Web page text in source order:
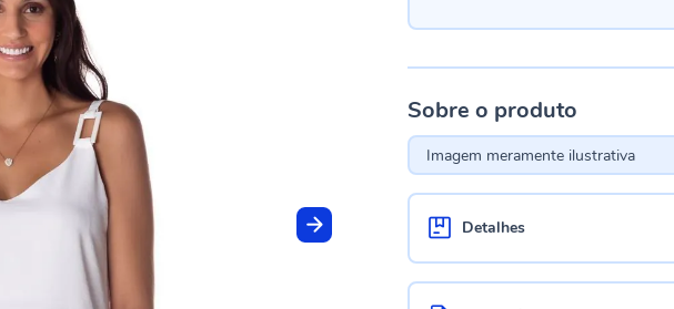
Sobre o produto
Imagem meramente ilustrativa
Detalhes